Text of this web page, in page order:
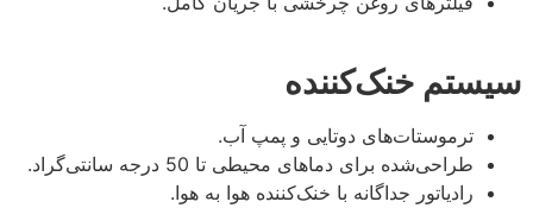
سیستم خنک‌کننده
ترموستات‌های دوتایی و پمپ آب.
طراحی‌شده برای دماهای محیطی تا 50 درجه سانتی‌گراد.
رادیاتور جداگانه با خنک‌کننده هوا به هوا.